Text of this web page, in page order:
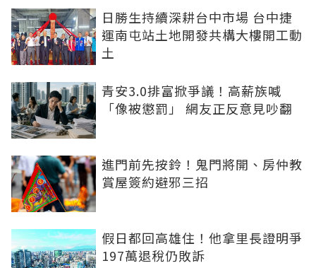
日勝生持續深耕台中市場 台中捷
運南屯站土地開發共構大樓開工動
土
青安3.0排富掀爭議！高薪族喊
「像被懲罰」 網友正反意見吵翻
進門前先按鈴！鬼門將開、房仲教
賞屋簽約避邪三招
假日都回高雄住！他拿里長證明爭
197萬退稅仍敗訴